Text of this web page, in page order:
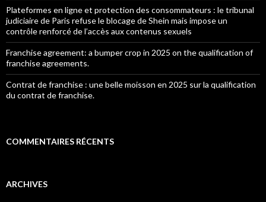
Plateformes en ligne et protection des consommateurs : le tribunal
judiciaire de Paris refuse le blocage de Shein mais impose un
contrôle renforcé de l’accès aux contenus sexuels
Franchise agreement: a bumper crop in 2025 on the qualification of
franchise agreements.
Contrat de franchise : une belle moisson en 2025 sur la qualification
du contrat de franchise.
COMMENTAIRES RÉCENTS
ARCHIVES